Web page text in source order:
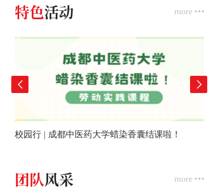
特色活动 more
校园行 | 成都中医药大学蜡染香囊结课啦！
团队风采 more